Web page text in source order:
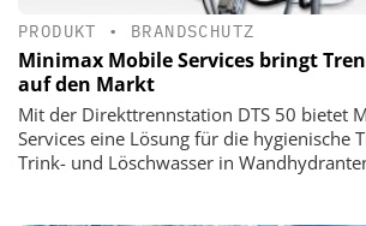
PRODUKT • BRANDSCHUTZ
Minimax Mobile Services bringt
auf den Markt
Mit der Direkttrennstation DTS 50 bietet
Services eine Lösung für die hygienische
Trink- und Löschwasser in